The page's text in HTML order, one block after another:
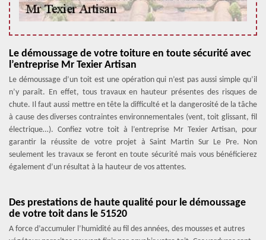
Le démoussage de votre toiture en toute sécurité avec
l’entreprise Mr Texier Artisan
Le démoussage d’un toit est une opération qui n’est pas aussi simple qu’il
n’y paraît. En effet, tous travaux en hauteur présentes des risques de
chute. Il faut aussi mettre en tête la difficulté et la dangerosité de la tâche
à cause des diverses contraintes environnementales (vent, toit glissant, fil
électrique…). Confiez votre toit à l’entreprise Mr Texier Artisan, pour
garantir la réussite de votre projet à Saint Martin Sur Le Pre. Non
seulement les travaux se feront en toute sécurité mais vous bénéficierez
également d’un résultat à la hauteur de vos attentes.
Des prestations de haute qualité pour le démoussage
de votre toit dans le 51520
A force d’accumuler l’humidité au fil des années, des mousses et autres